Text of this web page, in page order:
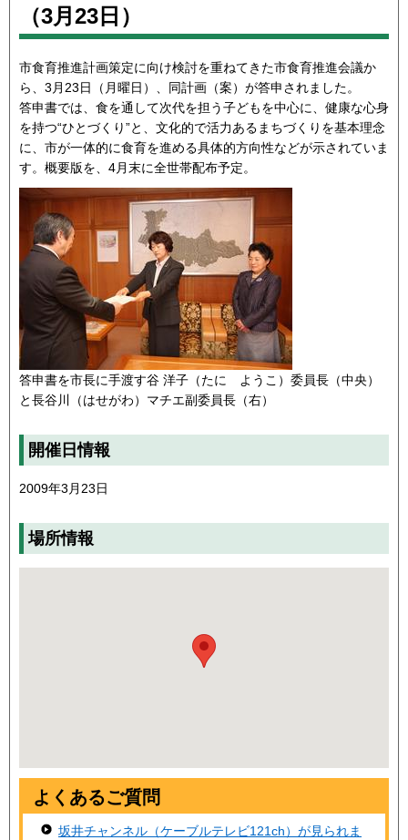
（3月23日）
市食育推進計画策定に向け検討を重ねてきた市食育推進会議か
ら、3月23日（月曜日）、同計画（案）が答申されました。
答申書では、食を通して次代を担う子どもを中心に、健康な心身
を持つ“ひとづくり”と、文化的で活力あるまちづくりを基本理念
に、市が一体的に食育を進める具体的方向性などが示されていま
す。概要版を、4月末に全世帯配布予定。
答申書を市長に手渡す谷 洋子（たに ようこ）委員長（中央）
と長谷川（はせがわ）マチエ副委員長（右）
開催日情報
2009年3月23日
場所情報
よくあるご質問
坂井チャンネル（ケーブルテレビ121ch）が見られま